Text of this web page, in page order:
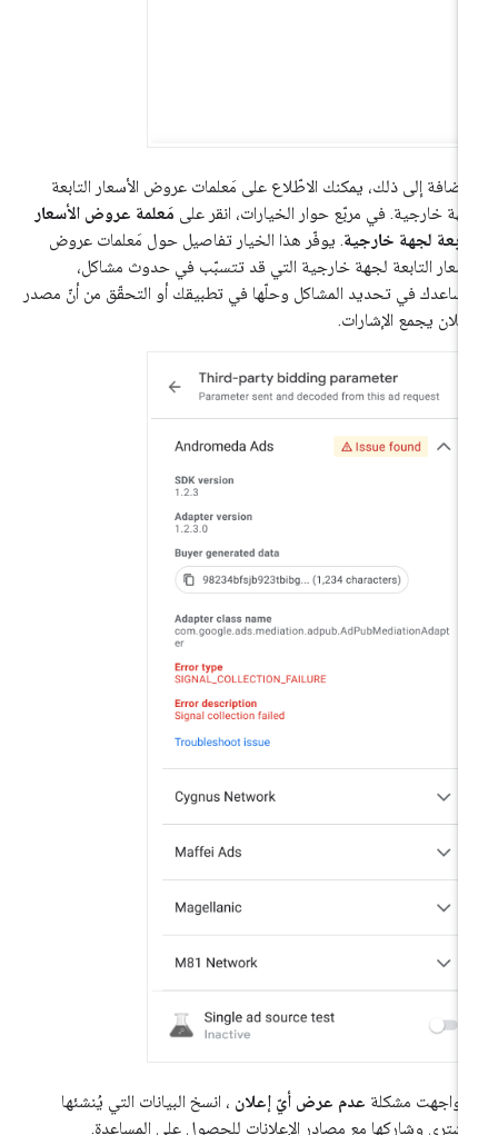
إلى ذلك، يمكنك الاطّلاع على مَعلمات عروض الأسعار التابعة
خارجية. في مربّع حوار الخيارات، انقر علىمَعلمة عروض الأسعار
لجهة خارجية . يوفّر هذا الخيار تفاصيل حول مَعلمات عروض
التابعة لجهة خارجية التي قد تتسبّب في حدوث مشاكل،
في تحديد المشاكل وحلّها في تطبيقك أو التحقّق من أنّ مصدر
يجمع الإشارات.
واجهت مشكلةعدم عرض أيّ إعلان، انسخ البيانات التي يُنشئها
وشارِكها مع مصادر الإعلانات للحصول على المساعدة.